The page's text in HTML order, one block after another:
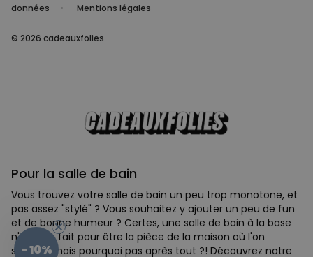
données
Mentions légales
© 2026 cadeauxfolies
Pour la salle de bain
Vous trouvez votre salle de bain un peu trop monotone, et
pas assez "stylé" ? Vous souhaitez y ajouter un peu de fun
et de bonne humeur ? Certes, une salle de bain à la base
n'est pas fait pour être la pièce de la maison où l'on
s'éclate mais pourquoi pas après tout ?! Découvrez notre
- 10%